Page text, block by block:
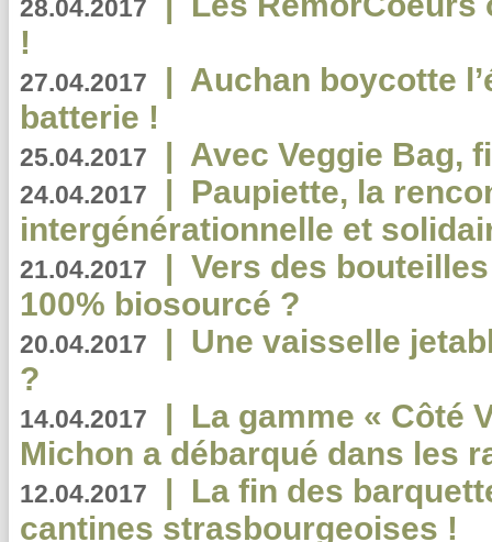
28.04.2017
!
27.04.2017 | Auchan boycotte
batterie !
25.04.2017 | Avec Veggie Bag,
24.04.2017 | Paupiette, la
intergénérationnelle et
21.04.2017 | Vers des
100% biosourcé ?
20.04.2017 | Une vaisselle
?
14.04.2017 | La gamme « Côté
Michon a débarqué dans les
12.04.2017 | La fin des
cantines strasbourgeoises !